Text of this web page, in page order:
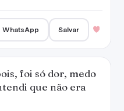
WhatsApp Salvar
foi só dor, medo
que não era